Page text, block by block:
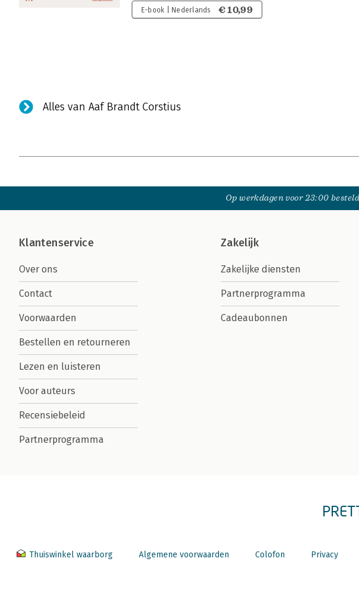
E-book | Nederlands € 10,99
Alles van Aaf Brandt Corstius
Op werkdagen voor 23:00
Klantenservice
Over ons
Contact
Voorwaarden
Bestellen en retourneren
Lezen en luisteren
Voor auteurs
Recensiebeleid
Partnerprogramma
Zakelijk
Zakelijke diensten
Partnerprogramma
Cadeaubonnen
Thuiswinkel waarborg Algemene voorwaarden Colofon Privacy